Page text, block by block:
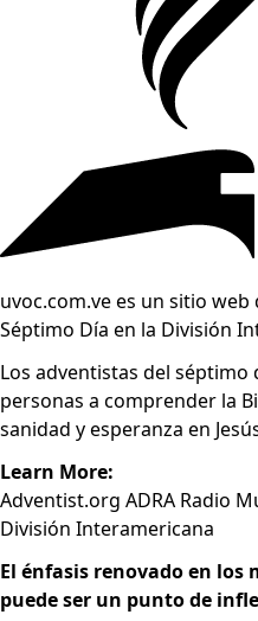
uvoc.com.ve es un sitio
Séptimo Día en la División
Los adventistas del séptimo
personas a comprender la
sanidad y esperanza en
Learn More:
Adventist.org ADRA Radio
División Interamericana
El énfasis renovado en los
puede ser un punto de